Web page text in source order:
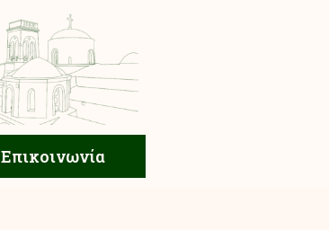
Επικοινωνία
Επικοινωνία